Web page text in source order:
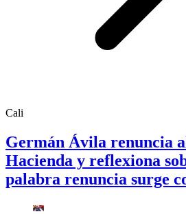
Cali
Germán Ávila renuncia
Hacienda y reflexiona
palabra renuncia surge